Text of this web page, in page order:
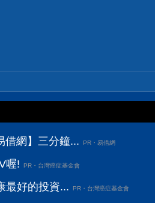
借網】三分鐘... PR・易借網
喔! PR・台灣癌症基金會
最好的投資... PR・台灣癌症基金會